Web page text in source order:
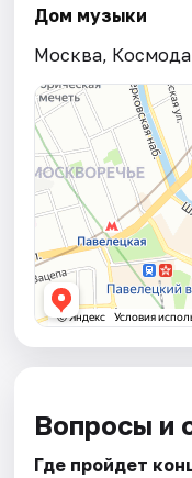
Дом музыки
Москва,
Вопросы и
Где пройдет